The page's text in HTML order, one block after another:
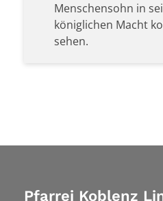
Menschensohn in
königlichen Macht
sehen.
Pfarrei Koblenz